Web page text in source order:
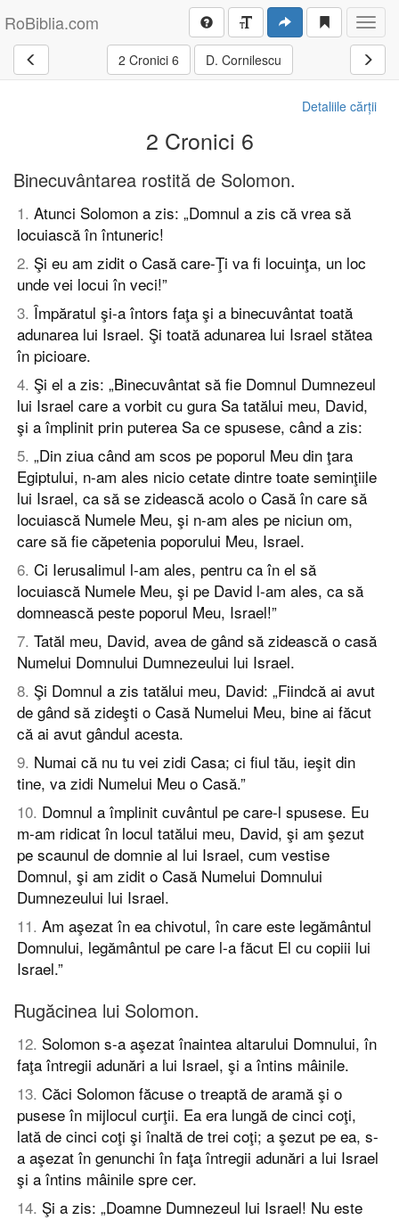
RoBiblia.com
2 Cronici 6 D. Cornilescu
Detaliile cărții
2 Cronici 6
Binecuvântarea rostită de Solomon.
1. Atunci Solomon a zis: „Domnul a zis că vrea să
locuiască în întuneric!
2. Şi eu am zidit o Casă care-Ţi va fi locuinţa, un loc
unde vei locui în veci!”
3. Împăratul şi-a întors faţa şi a binecuvântat toată
adunarea lui Israel. Şi toată adunarea lui Israel stătea
în picioare.
4. Şi el a zis: „Binecuvântat să fie Domnul Dumnezeul
lui Israel care a vorbit cu gura Sa tatălui meu, David,
şi a împlinit prin puterea Sa ce spusese, când a zis:
5. „Din ziua când am scos pe poporul Meu din ţara
Egiptului, n-am ales nicio cetate dintre toate seminţiile
lui Israel, ca să se zidească acolo o Casă în care să
locuiască Numele Meu, şi n-am ales pe niciun om,
care să fie căpetenia poporului Meu, Israel.
6. Ci Ierusalimul l-am ales, pentru ca în el să
locuiască Numele Meu, şi pe David l-am ales, ca să
domnească peste poporul Meu, Israel!”
7. Tatăl meu, David, avea de gând să zidească o casă
Numelui Domnului Dumnezeului lui Israel.
8. Şi Domnul a zis tatălui meu, David: „Fiindcă ai avut
de gând să zideşti o Casă Numelui Meu, bine ai făcut
că ai avut gândul acesta.
9. Numai că nu tu vei zidi Casa; ci fiul tău, ieşit din
tine, va zidi Numelui Meu o Casă.”
10. Domnul a împlinit cuvântul pe care-l spusese. Eu
m-am ridicat în locul tatălui meu, David, şi am şezut
pe scaunul de domnie al lui Israel, cum vestise
Domnul, şi am zidit o Casă Numelui Domnului
Dumnezeului lui Israel.
11. Am aşezat în ea chivotul, în care este legământul
Domnului, legământul pe care l-a făcut El cu copiii lui
Israel.”
Rugăcinea lui Solomon.
12. Solomon s-a aşezat înaintea altarului Domnului, în
faţa întregii adunări a lui Israel, şi a întins mâinile.
13. Căci Solomon făcuse o treaptă de aramă şi o
pusese în mijlocul curţii. Ea era lungă de cinci coţi,
lată de cinci coţi şi înaltă de trei coţi; a şezut pe ea, s-
a aşezat în genunchi în faţa întregii adunări a lui Israel
şi a întins mâinile spre cer.
14. Şi a zis: „Doamne Dumnezeul lui Israel! Nu este